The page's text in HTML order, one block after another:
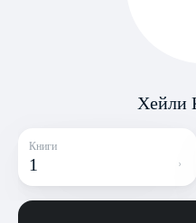
Хейли
Книги
1